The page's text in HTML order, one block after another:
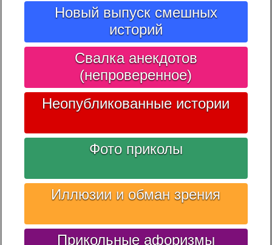
Новый выпуск смешных
историй
Свалка анекдотов
(непроверенное)
Неопубликованные истории
Фото приколы
Иллюзии и обман зрения
Прикольные афоризмы